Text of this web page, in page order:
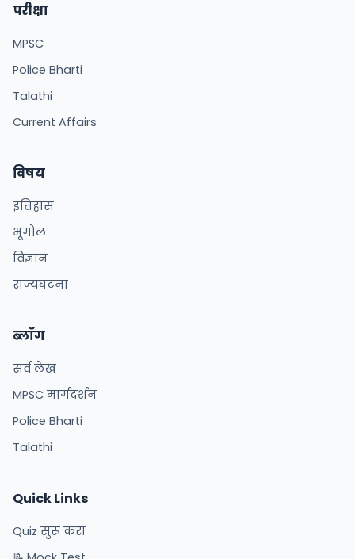
परीक्षा
MPSC
Police Bharti
Talathi
Current Affairs
विषय
इतिहास
भूगोल
विज्ञान
राज्यघटना
ब्लॉग
सर्व लेख
MPSC मार्गदर्शन
Police Bharti
Talathi
Quick Links
Quiz सुरू करा